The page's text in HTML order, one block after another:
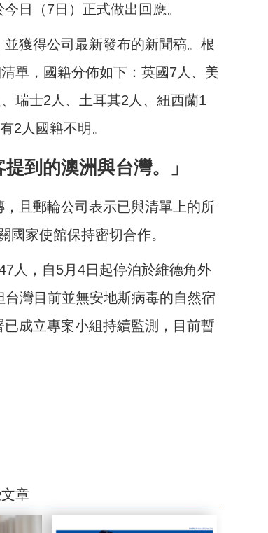
日（7日）正式做出回應。
獲得公司最新發布的新聞稿。根
單，國籍分佈如下：英國7人、美
瑞士2人、土耳其2人、紐西蘭1
2人國籍不明。
到的澳洲與台灣。」
且郵輪公司表示已與清單上的所
家使館保持密切合作。
人，自5月4日起停泊於維德角外
灣目前並無安地斯病毒的自然宿
成立專案小組持續監測，目前暫
章